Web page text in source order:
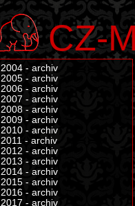
CZ-
2004 - archiv
2005 - archiv
2006 - archiv
2007 - archiv
2008 - archiv
2009 - archiv
2010 - archiv
2011 - archiv
2012 - archiv
2013 - archiv
2014 - archiv
2015 - archiv
2016 - archiv
2017 - archiv